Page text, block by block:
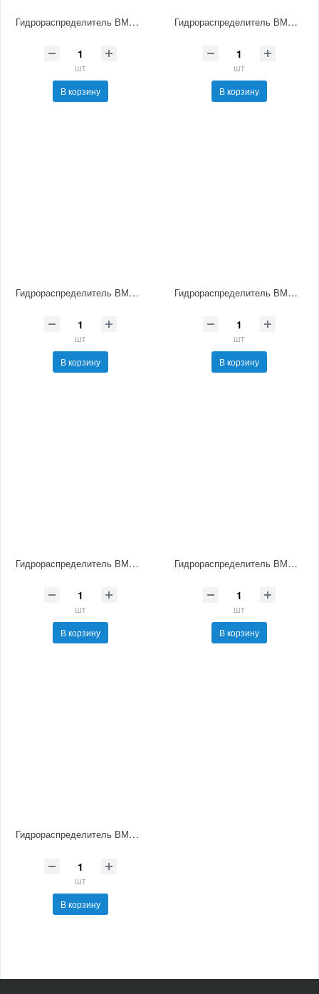
Гидрораспределитель ВМР10.34 УХЛ4
шт
В корзину
Гидрораспределитель ВМР10.44 УХЛ4
шт
В корзину
Гидрораспределитель ВМР10.64 УХЛ4
шт
В корзину
Гидрораспределитель ВМР10.573 УХЛ4
шт
В корзину
Гидрораспределитель ВМР10.574 УХЛ4
шт
В корзину
Гидрораспределитель ВМР10.574А УХЛ4
шт
В корзину
Гидрораспределитель ВМР10.574Е УХЛ4
шт
В корзину